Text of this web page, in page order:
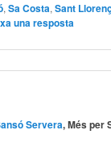
,Sa Costa,Sant
una resposta
Servera, Més per